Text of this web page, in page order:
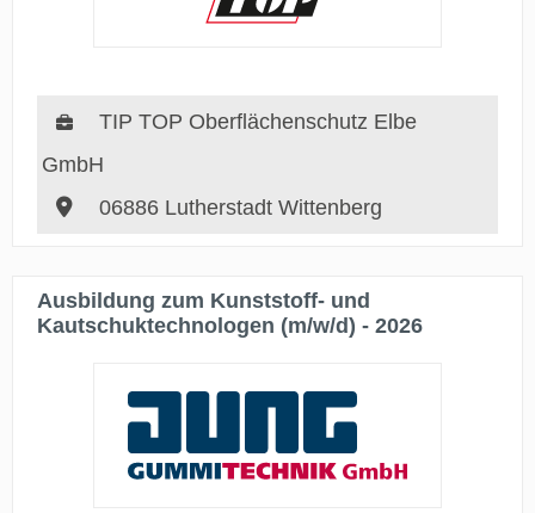
TIP TOP Oberflächenschutz Elbe
GmbH
06886 Lutherstadt Wittenberg
Ausbildung zum Kunststoff- und
Kautschuktechnologen (m/w/d) - 2026